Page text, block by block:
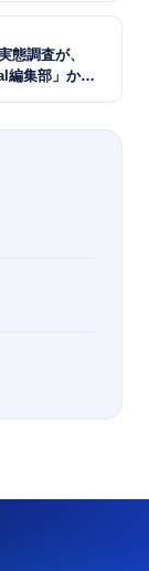
態調査が、
編集部」から